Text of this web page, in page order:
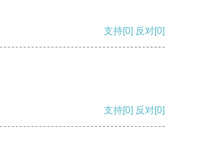
支持[0] 反对[0]
支持[0] 反对[0]